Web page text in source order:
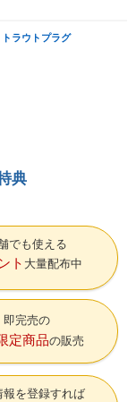
トラウトプラグ
典
でも使える
ト 大量配布中
即完売の
定商品の販売
報を登録すれば